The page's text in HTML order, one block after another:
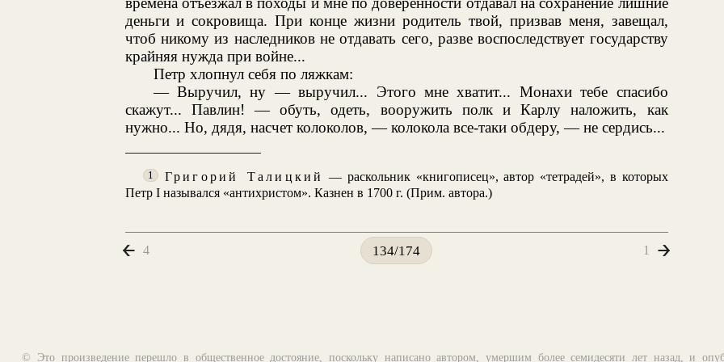
деньги и сокровища. При конце жизни родитель твой, призвав меня, завещал,
чтоб никому из наследников не отдавать сего, разве воспоследствует государству
крайняя нужда при войне...
Петр хлопнул себя по ляжкам:
— Выручил, ну — выручил... Этого мне хватит... Монахи тебе спасибо
скажут... Павлин! — обуть, одеть, вооружить полк и Карлу наложить, как
нужно... Но, дядя, насчет колоколов, — колокола все-таки обдеру, — не сердись...
1 Григорий Талицкий — раскольник «книгописец», автор «тетрадей», в которых
Петр I назывался «антихристом». Казнен в 1700 г. (Прим. автора.)
4 134/174 1
© Это произведение перешло в общественное достояние, поскольку написано автором, умершим более семидесяти лет назад, и